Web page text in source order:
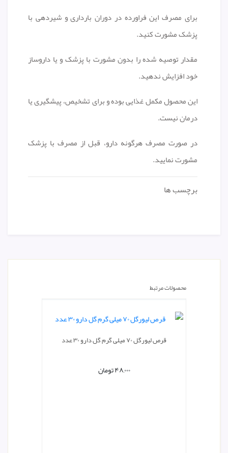
برای مصرف این فراورده در دوران بارداری و شیردهی با
پزشک مشورت کنید.
مقدار توصیه شده را بدون مشورت با پزشک و یا داروساز
خود افزایش ندهید.
این محصول مکمل غذایی بوده و برای تشخیص، پیشگیری یا
درمان نیست.
در صورت مصرف هرگونه دارو، قبل از مصرف با پزشک
مشورت نمایید.
برچسب ها
محصولات مرتبط
قرص لیورگل ۷۰ میلی گرم گل دارو ۳۰ عدد
۴۸,۰۰۰تومان